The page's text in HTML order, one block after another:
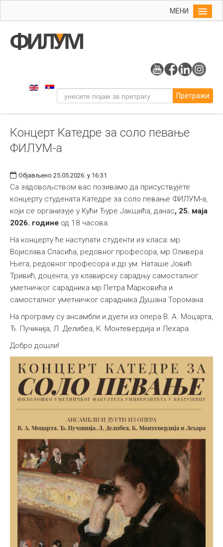
МЕНИ
Упис
Уметност
Издаваштво
Библиотека
Међународна
Претражи
Концерт Катедре за соло певање
ФИЛУМ-а
Објављено 25.05.2026. у 16:31
Са задовољством вас позивамо да присуствујете
концерту студената Катедре за соло певање ФИЛУМ-а,
који се организује у Кући Ђуре Јакшића, данас, 25. маја
2026. године од 18 часова.
На концерту ће наступати студенти из класа: мр
Војислава Спасића, редовног професора, мр Оливера
Њега, редовног професора и др ум. Наташе Јовић
Тривић, доцента, уз клавирску сарадњу самосталног
уметничког сарадника мр Петра Марковића и
самосталног уметничког сарадника Душана Торомана.
На програму су ансамбли и дуети из опера В. А. Моцарта,
Ђ. Пучинија, Л. Делибеа, К. Монтевердија и Лехара.
Добро дошли!